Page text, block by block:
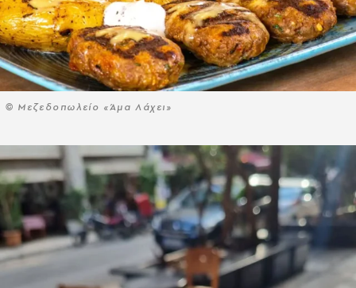
© Μεζεδοπωλείο «Άμα Λάχει»